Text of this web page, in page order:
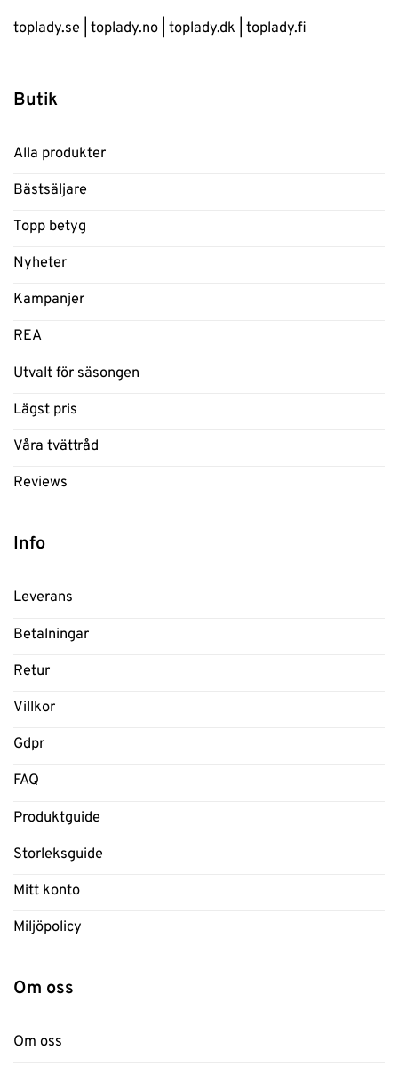
toplady.se toplady.no toplady.dk toplady.fi
Butik
Alla produkter
Bästsäljare
Topp betyg
Nyheter
Kampanjer
REA
Utvalt för säsongen
Lägst pris
Våra tvättråd
Reviews
Info
Leverans
Betalningar
Retur
Villkor
Gdpr
FAQ
Produktguide
Storleksguide
Mitt konto
Miljöpolicy
Om oss
Om oss